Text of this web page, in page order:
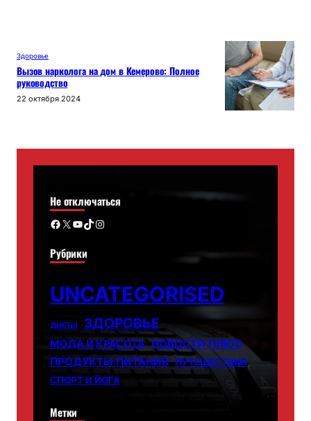
Здоровье
Вызов нарколога на дом в Кемерово: Полное
руководство
22 октября 2024
Не отключаться
Facebook X YouTube TikTok Instagram
Рубрики
UNCATEGORISED
ДИЕТЫ ЗДОРОВЬЕ
МОДА И КРАСОТА НОВОСТИ ПЛЮС
ПРОДУКТЫ ПИТАНИЯ ПУТЕШЕСТВИЯ
СПОРТ И ЙОГА
Метки